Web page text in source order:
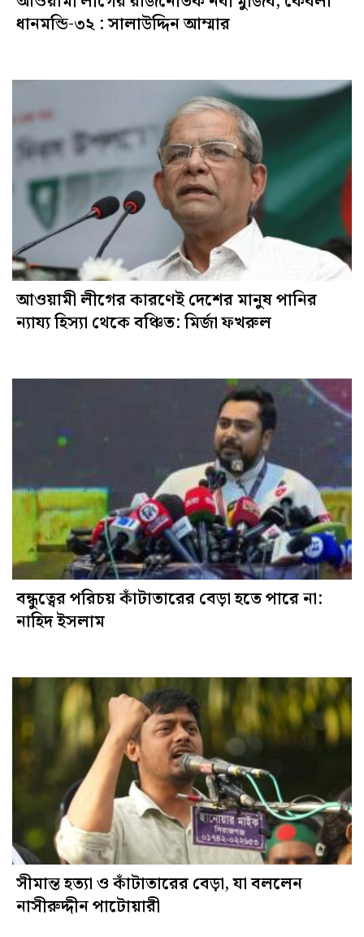
ধানমন্ডি-৩২ : সালাউদ্দিন আম্মার
আওয়ামী লীগের কারণেই দেশের মানুষ পানির
ন্যায্য হিস্যা থেকে বঞ্চিত: মির্জা ফখরুল
বন্ধুত্বের পরিচয় কাঁটাতারের বেড়া হতে পারে না:
নাহিদ ইসলাম
সীমান্ত হত্যা ও কাঁটাতারের বেড়া, যা বললেন
নাসীরুদ্দীন পাটোয়ারী